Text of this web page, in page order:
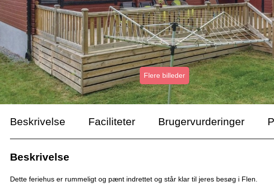
Flere billeder
Beskrivelse Faciliteter Brugervurderinger
Beskrivelse
Dette feriehus er rummeligt og pænt indrettet og står klar til jeres besøg i Flen.